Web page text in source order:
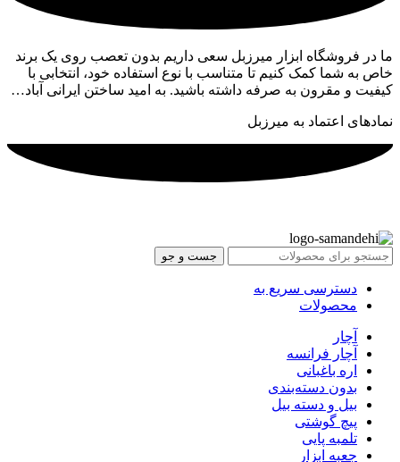
ما در فروشگاه ابزار میرزبل سعی داریم بدون تعصب روی یک برند
خاص به شما کمک کنیم تا متناسب با نوع استفاده خود، انتخابی با
کیفیت و مقرون به صرفه داشته باشید. به امید ساختن ایرانی آباد…
نمادهای اعتماد به میرزبل
جست و جو
دسترسی سریع به
محصولات
آچار
آچار فرانسه
اره باغبانی
بدون دسته‌بندی
بیل و دسته بیل
پیچ گوشتی
تلمبه پایی
جعبه ابزار